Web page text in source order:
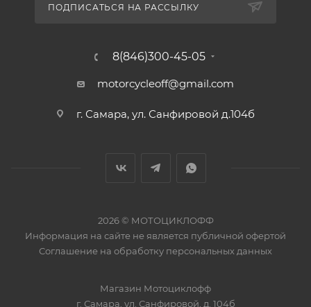
ПОДПИСАТЬСЯ НА РАССЫЛКУ
8(846)300-45-05
motorcycleoff@gmail.com
г. Самара, ул. Санфировой д.104б
2026 © МОТОЦИКЛОФФ
Информация на сайте не является публичной офертой
Соглашение на обработку персональных данных
Магазин Мотоциклофф
г. Самара ул. Санфировой, д. 104б